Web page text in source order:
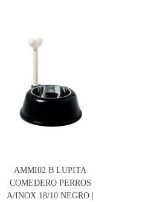
AMMI02 B LUPITA
COMEDERO PERROS
A/INOX 18/10 NEGRO |